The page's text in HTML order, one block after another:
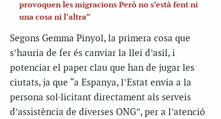
provoquen les migracions Però no s’està fent ni
una cosa ni l’altra”
Segons Gemma Pinyol, la primera cosa que
s’hauria de fer és canviar la llei d’asil, i
potenciar el paper clau que han de jugar les
ciutats, ja que “a Espanya, l’Estat envia a la
persona sol·licitant directament als serveis
d’assistència de diverses ONG”, per a l’atenció